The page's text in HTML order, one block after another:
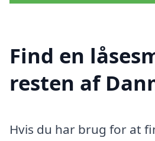
Find en
resten af
Hvis du har brug for at